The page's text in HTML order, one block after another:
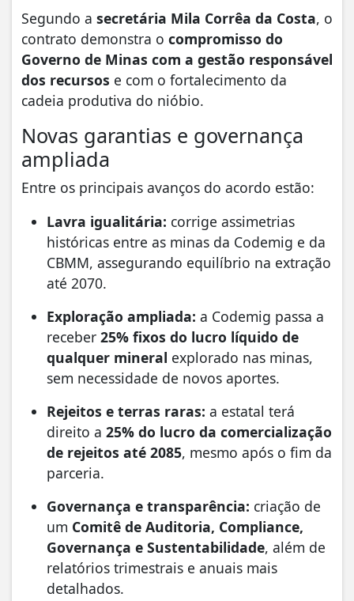
Segundo a secretária Mila Corrêa da Costa, o
contrato demonstra o compromisso do
Governo de Minas com a gestão responsável
dos recursos e com o fortalecimento da
cadeia produtiva do nióbio.
Novas garantias e governança
ampliada
Entre os principais avanços do acordo estão:
Lavra igualitária: corrige assimetrias
históricas entre as minas da Codemig e da
CBMM, assegurando equilíbrio na extração
até 2070.
Exploração ampliada: a Codemig passa a
receber 25% fixos do lucro líquido de
qualquer mineral explorado nas minas,
sem necessidade de novos aportes.
Rejeitos e terras raras: a estatal terá
direito a 25% do lucro da comercialização
de rejeitos até 2085, mesmo após o fim da
parceria.
Governança e transparência: criação de
um Comitê de Auditoria, Compliance,
Governança e Sustentabilidade, além de
relatórios trimestrais e anuais mais
detalhados.